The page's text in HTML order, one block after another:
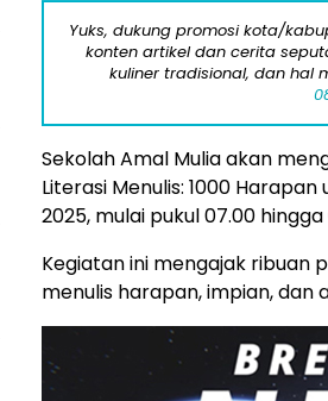
Yuks, dukung promosi kota/
konten artikel dan cerita
kuliner tradisional, dan hal
Sekolah Amal Mulia akan
Literasi Menulis: 1000
2025, mulai pukul 07.00
Kegiatan ini mengajak ribuan
menulis harapan, impian, dan